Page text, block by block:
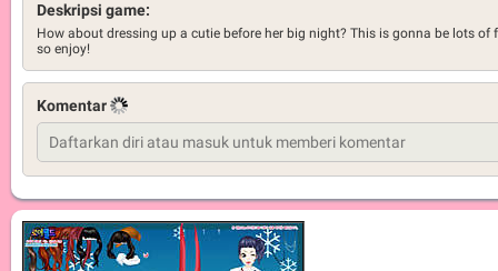
Deskripsi game:
How about dressing up a cutie before her big night? This is gonna be lots of
so enjoy!
Komentar